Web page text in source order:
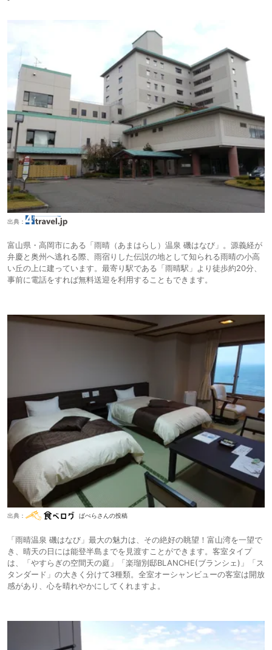
出典：
富山県・高岡市にある「雨晴（あまはらし）温泉 磯はなび」。源義経が
弁慶と奥州へ逃れる際、雨宿りした伝説の地として知られる雨晴の小高
い丘の上に建っています。最寄り駅である「雨晴駅」より徒歩約20分、
事前に電話をすれば無料送迎を利用することもできます。
出典： ぱぺらさんの投稿
「雨晴温泉 磯はなび」最大の魅力は、その絶好の眺望！富山湾を一望で
き、晴天の日には能登半島までを見渡すことができます。客室タイプ
は、「やすらぎの空間天の庭」「楽瑠別邸BLANCHE(ブランシェ)」「ス
タンダード」の大きく分けて3種類。全室オーシャンビューの客室は開放
感があり、心を晴れやかにしてくれますよ。